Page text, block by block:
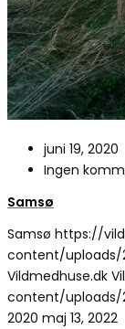
juni 19, 2020
Ingen
Samsø
Samsø https://
content/uploads/
Vildmedhuse.dk
content/uploads/
2020 maj 13, 2022